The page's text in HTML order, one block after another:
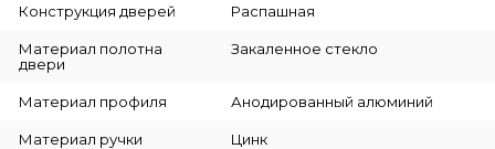
Конструкция дверей Распашная
Материал полотна
двери
Закаленное стекло
Материал профиля Анодированный алюминий
Материал ручки Цинк